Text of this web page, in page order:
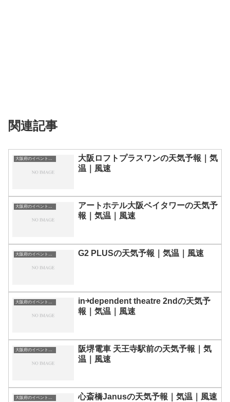
関連記事
大阪府のイベント会場一覧
大阪ロフトプラスワンの天気予報｜気
温｜風速
大阪府のイベント会場一覧
アートホテル大阪ベイタワーの天気予
報｜気温｜風速
大阪府のイベント会場一覧 G2 PLUSの天気予報｜気温｜風速
大阪府のイベント会場一覧
in￫dependent theatre 2ndの天気予
報｜気温｜風速
大阪府のイベント会場一覧
阪堺電車 天王寺駅前の天気予報｜気
温｜風速
大阪府のイベント会場一覧 心斎橋Janusの天気予報｜気温｜風速